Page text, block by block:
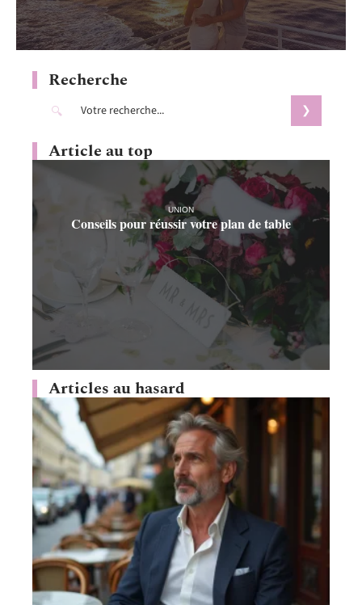
Recherche
Article au top
UNION
Conseils pour réussir votre plan de table
Articles au hasard